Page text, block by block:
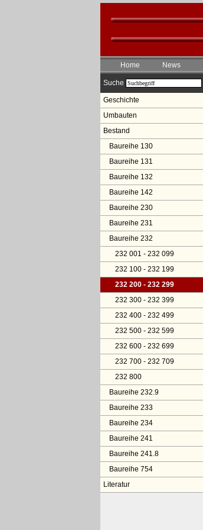
Home News
Suche
Geschichte
Umbauten
Bestand
Baureihe 130
Baureihe 131
Baureihe 132
Baureihe 142
Baureihe 230
Baureihe 231
Baureihe 232
232 001 - 232 099
232 100 - 232 199
232 200 - 232 299
232 300 - 232 399
232 400 - 232 499
232 500 - 232 599
232 600 - 232 699
232 700 - 232 709
232 800
Baureihe 232.9
Baureihe 233
Baureihe 234
Baureihe 241
Baureihe 241.8
Baureihe 754
Literatur